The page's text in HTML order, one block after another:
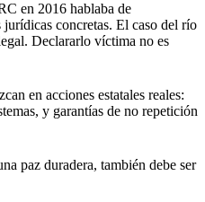
en 2016 hablaba de
concretas. El caso del río
Declararlo víctima no es
en acciones estatales reales:
y garantías de no repetición
paz duradera, también debe ser